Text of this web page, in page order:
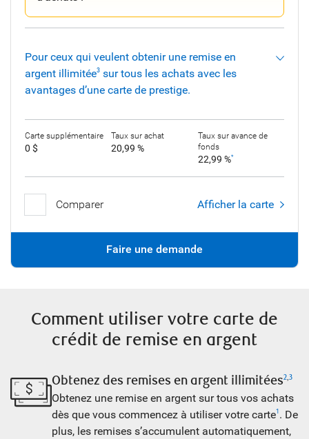
Pour ceux qui veulent obtenir une remise en
argent illimitée3 sur tous les achats avec les
avantages d’une carte de prestige.
Carte supplémentaire
0 $
Taux sur achat
20,99 %
Taux sur avance de
fonds
22,99 %*
Comparer Afficher la carte
Faire une demande
Comment utiliser votre carte de
crédit de remise en argent
Obtenez des remises en argent illimitées2,3
Obtenez une remise en argent sur tous vos achats
dès que vous commencez à utiliser votre carte1 . De
plus, les remises s’accumulent automatiquement,